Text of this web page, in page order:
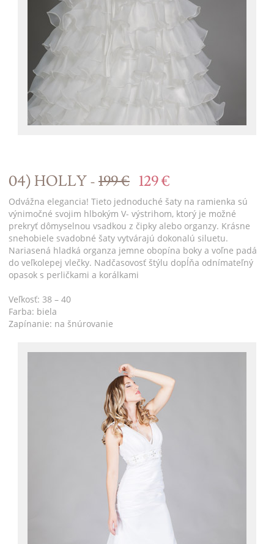
04) HOLLY -199 € 129 €
Odvážna elegancia! Tieto jednoduché šaty na ramienka sú
výnimočné svojim hlbokým V- výstrihom, ktorý je možné
prekryť dômyselnou vsadkou z čipky alebo organzy. Krásne
snehobiele svadobné šaty vytvárajú dokonalú siluetu.
Nariasená hladká organza jemne obopína boky a voľne padá
do veľkolepej vlečky. Nadčasovosť štýlu dopĺňa odnímateľný
opasok s perličkami a korálkami
Veľkosť: 38 – 40
Farba: biela
Zapínanie: na šnúrovanie